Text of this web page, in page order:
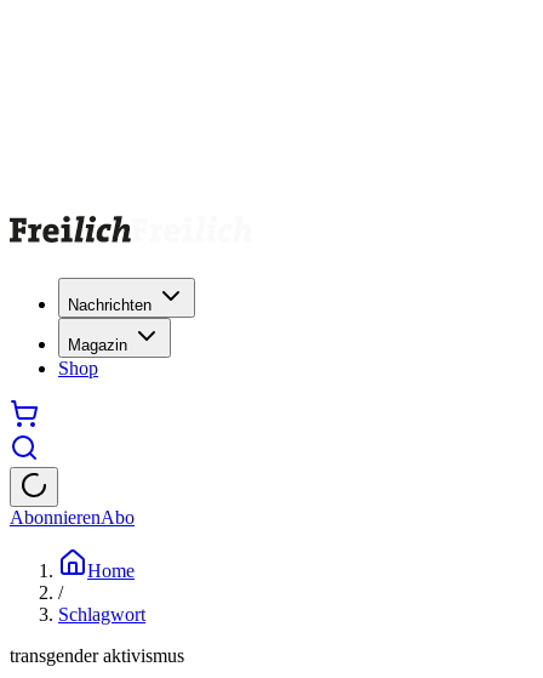
Nachrichten
Magazin
Shop
AbonnierenAbo
Home
/
Schlagwort
transgender aktivismus